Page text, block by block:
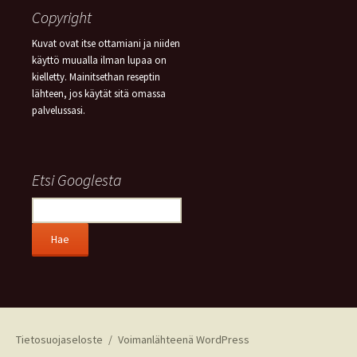
Copyright
Kuvat ovat itse ottamiani ja niiden
käyttö muualla ilman lupaa on
kielletty. Mainitsethan reseptin
lähteen, jos käytät sitä omassa
palvelussasi.
Etsi Googlesta
Tietosuojaseloste Voimanlähteenä WordPress